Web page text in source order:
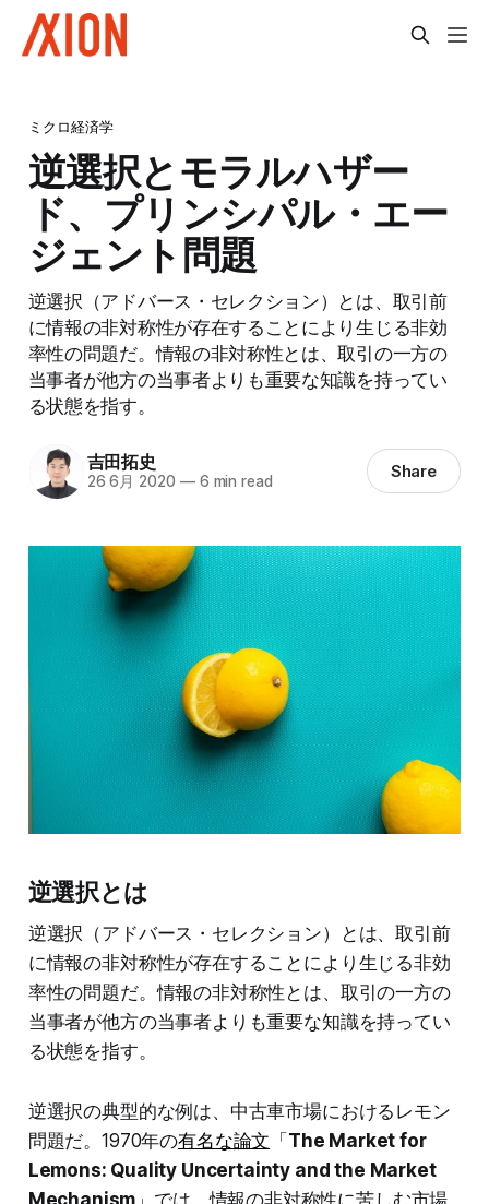
ミクロ経済学
逆選択とモラルハザー
ド、プリンシパル・エー
ジェント問題
逆選択（アドバース・セレクション）とは、取引前
に情報の非対称性が存在することにより生じる非効
率性の問題だ。情報の非対称性とは、取引の一方の
当事者が他方の当事者よりも重要な知識を持ってい
る状態を指す。
吉田拓史
26 6月 2020 —6 min read Share
逆選択とは
逆選択（アドバース・セレクション）とは、取引前
に情報の非対称性が存在することにより生じる非効
率性の問題だ。情報の非対称性とは、取引の一方の
当事者が他方の当事者よりも重要な知識を持ってい
る状態を指す。
逆選択の典型的な例は、中古車市場におけるレモン
問題だ。1970年の有名な論文 「 The Market for
Lemons: Quality Uncertainty and the Market